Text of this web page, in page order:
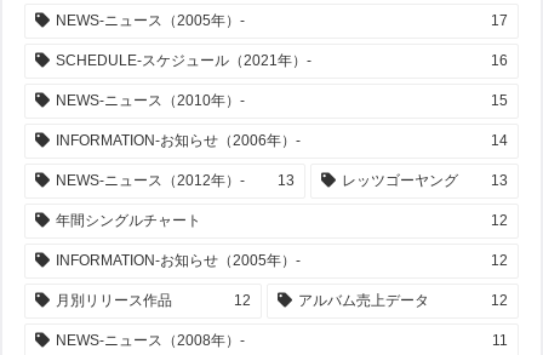
NEWS-ニュース（2005年）- 17
SCHEDULE-スケジュール（2021年）- 16
NEWS-ニュース（2010年）- 15
INFORMATION-お知らせ（2006年）- 14
NEWS-ニュース（2012年）- 13 レッツゴーヤング 13
年間シングルチャート 12
INFORMATION-お知らせ（2005年）- 12
月別リリース作品 12 アルバム売上データ 12
NEWS-ニュース（2008年）- 11